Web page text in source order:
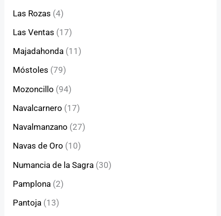
Las Rozas (4)
Las Ventas (17)
Majadahonda (11)
Móstoles (79)
Mozoncillo (94)
Navalcarnero (17)
Navalmanzano (27)
Navas de Oro (10)
Numancia de la Sagra (30)
Pamplona (2)
Pantoja (13)